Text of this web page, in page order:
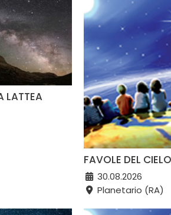
LATTEA
FAVOLE DEL
30.08.2026
Planetario (RA)